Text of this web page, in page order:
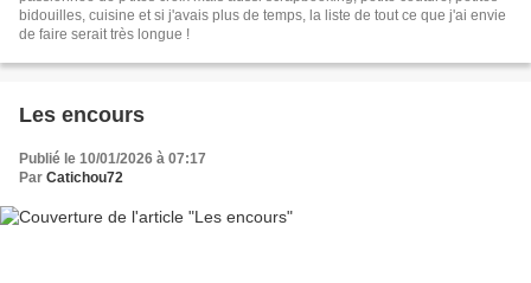
bidouilles, cuisine et si j'avais plus de temps, la liste de tout ce que j'ai envie
de faire serait très longue !
Les encours
Publié le 10/01/2026 à 07:17
Par Catichou72